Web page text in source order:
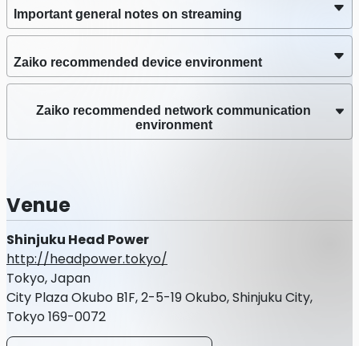
10/18~11/19(土)20:00まで販売、アーカイブ11/19(土)まで
主催：4Dreams Realize合同会社
https://twitter.com/4dreams_realize
Important general notes on streaming
Zaiko recommended device environment
Zaiko recommended network communication
environment
Venue
Shinjuku Head Power
http://headpower.tokyo/
Tokyo, Japan
City Plaza Okubo B1F, 2-5-19 Okubo, Shinjuku City,
Tokyo 169-0072